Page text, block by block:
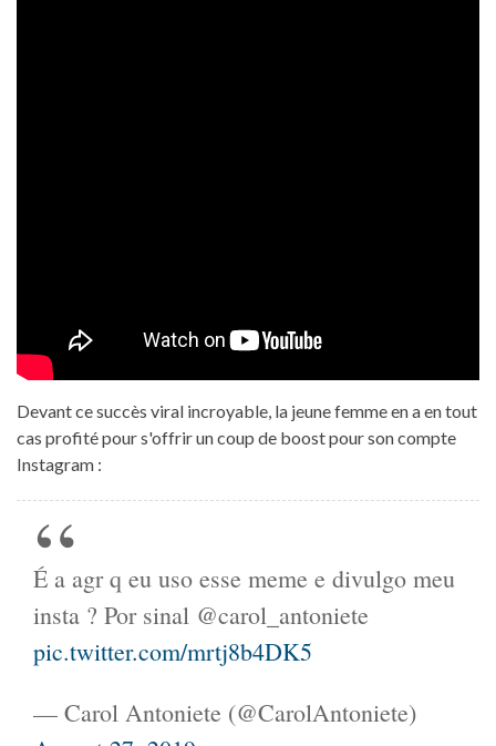
Devant ce succès viral incroyable, la jeune femme en a en tout
cas profité pour s'offrir un coup de boost pour son compte
Instagram :
É a agr q eu uso esse meme e divulgo meu
insta ? Por sinal @carol_antoniete
pic.twitter.com/mrtj8b4DK5
— Carol Antoniete (@CarolAntoniete)